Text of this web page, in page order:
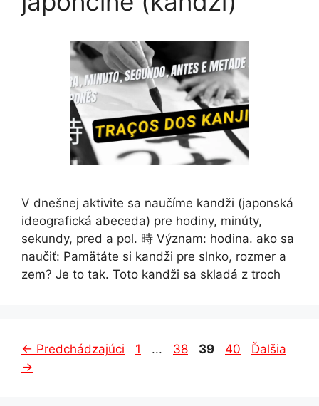
V dnešnej aktivite sa naučíme kandži (japonská
ideografická abeceda) pre hodiny, minúty,
sekundy, pred a pol. 時 Význam: hodina. ako sa
naučiť: Pamätáte si kandži pre slnko, rozmer a
zem? Je to tak. Toto kandži sa skladá z troch
← Predchádzajúci Strana
1 ... Strana
38 Strana
39 Strana
40
Ďalšia
→